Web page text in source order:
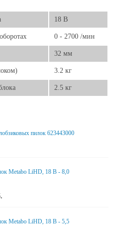
18 В
0 - 2700 /мин
32 мм
3.2 кг
2.5 кг
пилок 623443000
Metabo LiHD, 18 В - 8,0
Metabo LiHD, 18 В - 5,5